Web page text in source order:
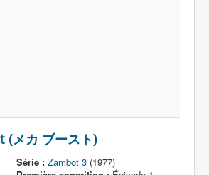
(メカ ブースト)
Série : Zambot 3(1977)